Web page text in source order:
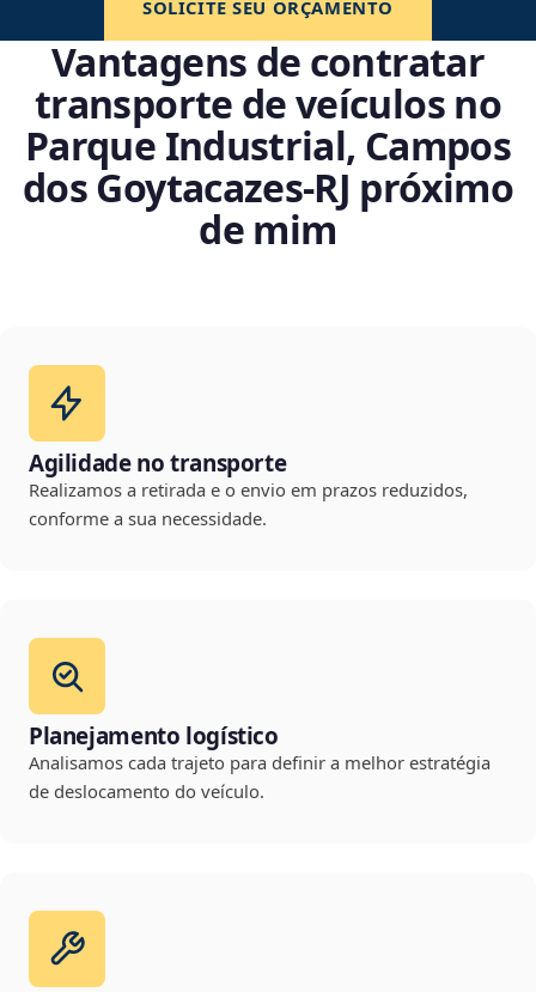
SOLICITE SEU ORÇAMENTO
Vantagens de contratar
transporte de veículos no
Parque Industrial, Campos
dos Goytacazes‑RJ próximo
de mim
Agilidade no transporte
Realizamos a retirada e o envio em prazos reduzidos,
conforme a sua necessidade.
Planejamento logístico
Analisamos cada trajeto para definir a melhor estratégia
de deslocamento do veículo.